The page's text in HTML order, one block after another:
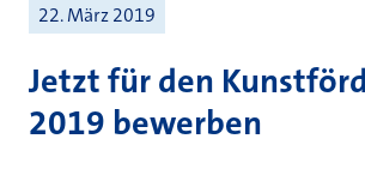
22. März 2019
Jetzt für den
2019 bewerben